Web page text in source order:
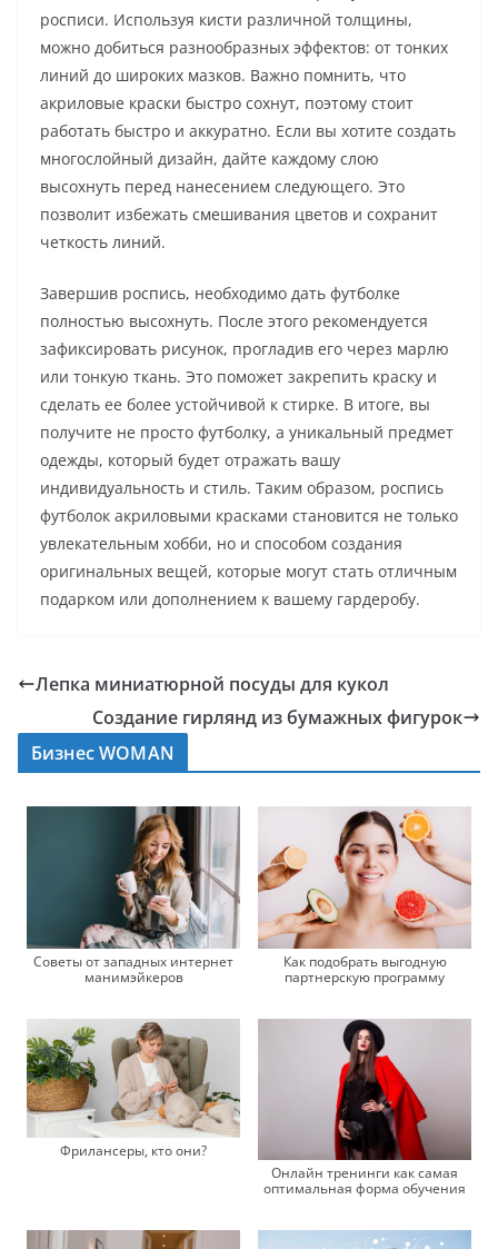
росписи. Используя кисти различной толщины,
можно добиться разнообразных эффектов: от тонких
линий до широких мазков. Важно помнить, что
акриловые краски быстро сохнут, поэтому стоит
работать быстро и аккуратно. Если вы хотите создать
многослойный дизайн, дайте каждому слою
высохнуть перед нанесением следующего. Это
позволит избежать смешивания цветов и сохранит
четкость линий.
Завершив роспись, необходимо дать футболке
полностью высохнуть. После этого рекомендуется
зафиксировать рисунок, прогладив его через марлю
или тонкую ткань. Это поможет закрепить краску и
сделать ее более устойчивой к стирке. В итоге, вы
получите не просто футболку, а уникальный предмет
одежды, который будет отражать вашу
индивидуальность и стиль. Таким образом, роспись
футболок акриловыми красками становится не только
увлекательным хобби, но и способом создания
оригинальных вещей, которые могут стать отличным
подарком или дополнением к вашему гардеробу.
Лепка миниатюрной посуды для кукол
Создание гирлянд из бумажных фигурок
Бизнес WOMAN
Советы от западных интернет
манимэйкеров
Как подобрать выгодную
партнерскую программу
Фрилансеры, кто они?
Онлайн тренинги как самая
оптимальная форма обучения